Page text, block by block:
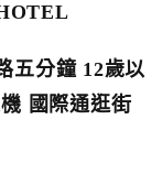
五分鐘 12歲以
國際通逛街